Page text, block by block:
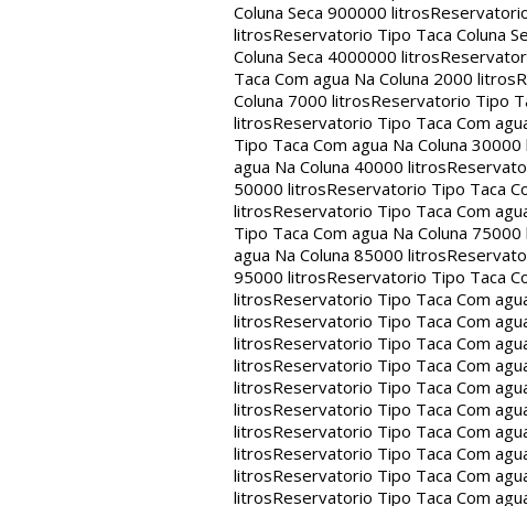
Coluna Seca 900000 litros
litrosReservatorio Tipo Taca Coluna
Coluna Seca 4000000 litros
Taca Com agua Na Coluna 2000 litros
Coluna 7000 litrosReservatorio Tipo
litrosReservatorio Tipo Taca Com
Tipo Taca Com agua Na Coluna
agua Na Coluna 40000 litros
50000 litrosReservatorio Tipo Taca
litrosReservatorio Tipo Taca Com
Tipo Taca Com agua Na Coluna
agua Na Coluna 85000 litros
95000 litrosReservatorio Tipo Taca
litrosReservatorio Tipo Taca Com
litrosReservatorio Tipo Taca Com
litrosReservatorio Tipo Taca Com
litrosReservatorio Tipo Taca Com
litrosReservatorio Tipo Taca Com
litrosReservatorio Tipo Taca Com
litrosReservatorio Tipo Taca Com
litrosReservatorio Tipo Taca Com
litrosReservatorio Tipo Taca Com
litrosReservatorio Tipo Taca Com